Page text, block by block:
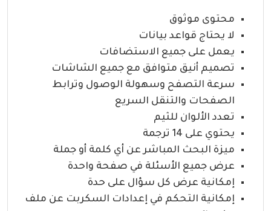
محتوى موثوق
لا يحتاج قواعد بيانات
يعمل على جميع الاستضافات
تصميم أنيق متوافق مع جميع الشاشات
سرعة التصفح وسهولة الوصول وترابط
الصفحات والتنقل السريع
تعدد الألوان للثيم
يحتوي على 14 ترجمة
ميزة البحث المباشر عن أي كلمة أو جملة
عرض جميع الأسئلة في صفحة واحدة
إمكانية عرض كل سؤال على حدة
إمكانية التحكم في إعدادات السكربت عن ملف